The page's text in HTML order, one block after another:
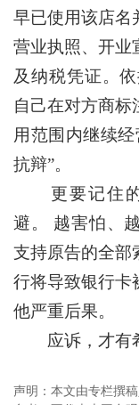
早已使用该店名
营业执照、开业
及纳税凭证。
自己在对方商标
用范围内继续
抗辩”。
更要记住的
避。 越害怕、
支持原告的全部
行将导致银行卡
他严重后果。
应诉，才有
声明：本文由专栏撰